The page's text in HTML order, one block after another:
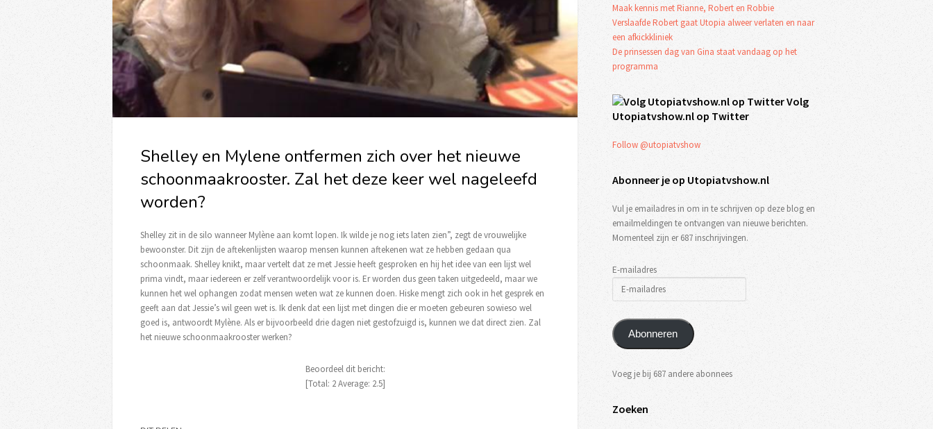
Shelley en Mylene ontfermen zich over het nieuwe
schoonmaakrooster. Zal het deze keer wel nageleefd
worden?
Shelley zit in de silo wanneer Mylène aan komt lopen. Ik wilde je nog iets laten zien”, zegt de vrouwelijke
bewoonster. Dit zijn de aftekenlijsten waarop mensen kunnen aftekenen wat ze hebben gedaan qua
schoonmaak. Shelley knikt, maar vertelt dat ze met Jessie heeft gesproken en hij het idee van een lijst wel
prima vindt, maar iedereen er zelf verantwoordelijk voor is. Er worden dus geen taken uitgedeeld, maar we
kunnen het wel ophangen zodat mensen weten wat ze kunnen doen. Hiske mengt zich ook in het gesprek en
geeft aan dat Jessie’s wil geen wet is. Ik denk dat een lijst met dingen die er moeten gebeuren sowieso wel
goed is, antwoordt Mylène. Als er bijvoorbeeld drie dagen niet gestofzuigd is, kunnen we dat direct zien. Zal
het nieuwe schoonmaakrooster werken?
Beoordeel dit bericht:
[Total: 2Average: 2.5]
Maak kennis met Rianne, Robert en Robbie
Verslaafde Robert gaat Utopia alweer verlaten en naar
een afkickkliniek
De prinsessen dag van Gina staat vandaag op het
programma
Volg
Utopiatvshow.nl op Twitter
Follow @utopiatvshow
Abonneer je op Utopiatvshow.nl
Vul je emailadres in om in te schrijven op deze blog en
emailmeldingen te ontvangen van nieuwe berichten.
Momenteel zijn er 687 inschrijvingen.
E-mailadres
Abonneren
Voeg je bij 687 andere abonnees
Zoeken